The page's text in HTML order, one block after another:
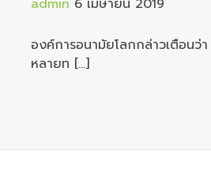
องค์การอนามัยโลกกล่าวเตือน
หลายท […]